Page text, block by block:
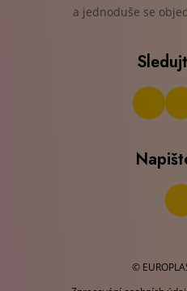
a jednoduše se
©